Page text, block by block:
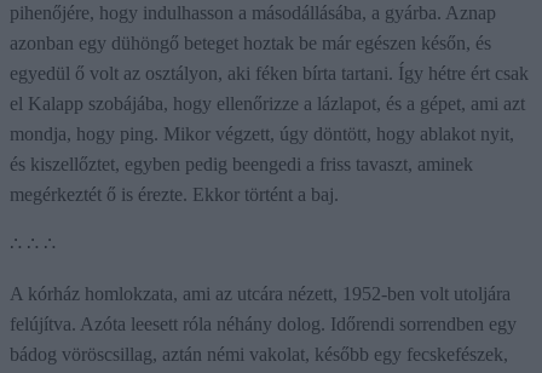
pihenőjére, hogy indulhasson a másodállásába, a gyárba. Aznap
azonban egy dühöngő beteget hoztak be már egészen későn, és
egyedül ő volt az osztályon, aki féken bírta tartani. Így hétre ért csak
el Kalapp szobájába, hogy ellenőrizze a lázlapot, és a gépet, ami azt
mondja, hogy ping. Mikor végzett, úgy döntött, hogy ablakot nyit,
és kiszellőztet, egyben pedig beengedi a friss tavaszt, aminek
megérkeztét ő is érezte. Ekkor történt a baj.
∴ ∴ ∴
A kórház homlokzata, ami az utcára nézett, 1952-ben volt utoljára
felújítva. Azóta leesett róla néhány dolog. Időrendi sorrendben egy
bádog vöröscsillag, aztán némi vakolat, később egy fecskefészek,